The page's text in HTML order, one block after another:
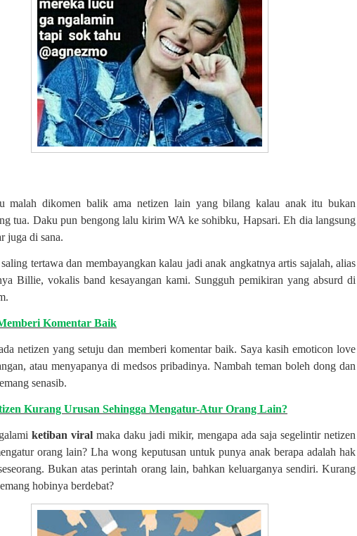
malah dikomen balik ama netizen lain yang bilang kalau anak itu bukan
tua. Daku pun bengong lalu kirim WA ke sohibku, Hapsari. Eh dia langsung
juga di sana.
tertawa dan membayangkan kalau jadi anak angkatnya artis sajalah, alias
Billie, vokalis band kesayangan kami. Sungguh pemikiran yang absurd di
Komentar Baik
netizen yang setuju dan memberi komentar baik. Saya kasih emoticon love
atau menyapanya di medsos pribadinya. Nambah teman boleh dong dan
senasib.
Kurang Urusan Sehingga Mengatur-Atur Orang Lain?
ketiban viral maka daku jadi mikir, mengapa ada saja segelintir netizen
orang lain? Lha wong keputusan untuk punya anak berapa adalah hak
Bukan atas perintah orang lain, bahkan keluarganya sendiri. Kurang
hobinya berdebat?